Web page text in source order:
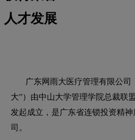
人才发展
广东网雨大医疗管理有限公司
大”）由中山大学管理学院总裁联
发起成立，是广东省连锁投资精
司。